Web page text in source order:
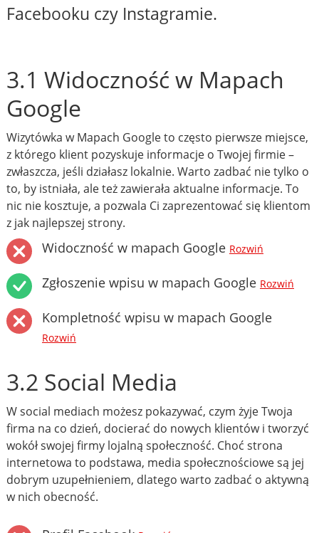
Facebooku czy Instagramie.
3.1 Widoczność w Mapach
Google
Wizytówka w Mapach Google to często pierwsze miejsce,
z którego klient pozyskuje informacje o Twojej firmie –
zwłaszcza, jeśli działasz lokalnie. Warto zadbać nie tylko o
to, by istniała, ale też zawierała aktualne informacje. To
nic nie kosztuje, a pozwala Ci zaprezentować się klientom
z jak najlepszej strony.
Widoczność w mapach Google Rozwiń
Zgłoszenie wpisu w mapach Google Rozwiń
Kompletność wpisu w mapach Google
Rozwiń
3.2 Social Media
W social mediach możesz pokazywać, czym żyje Twoja
firma na co dzień, docierać do nowych klientów i tworzyć
wokół swojej firmy lojalną społeczność. Choć strona
internetowa to podstawa, media społecznościowe są jej
dobrym uzupełnieniem, dlatego warto zadbać o aktywną
w nich obecność.